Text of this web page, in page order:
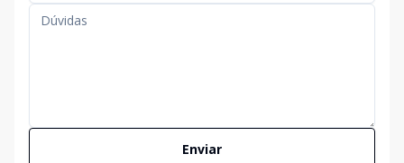
Enviar